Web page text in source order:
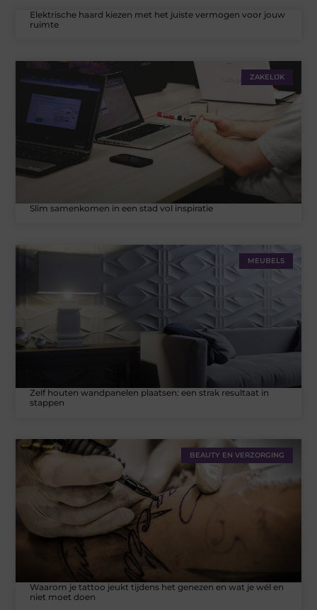
Elektrische haard kiezen met het juiste vermogen voor jouw
ruimte
ZAKELIJK
Slim samenkomen in een stad vol inspiratie
MEUBELS
Zelf houten wandpanelen plaatsen: een strak resultaat in
stappen
BEAUTY EN VERZORGING
Waarom je tattoo jeukt tijdens het genezen en wat je wél en
niet moet doen